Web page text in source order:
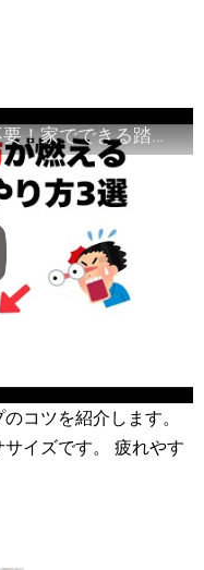
ぽっこりお腹にも効く！道具不要！家でできる踏み台昇降の裏ワザ3選【2分で脂肪燃焼】雑学
コツを紹介します。
イズです。 疲れやす